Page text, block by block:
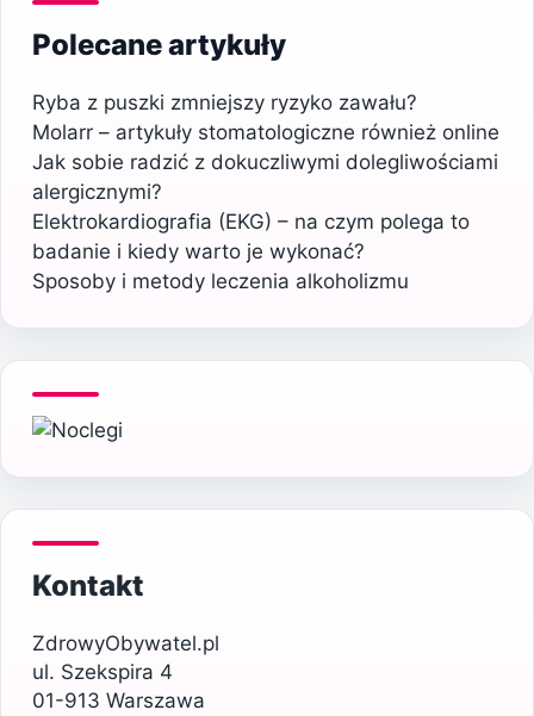
Polecane artykuły
Ryba z puszki zmniejszy ryzyko zawału?
Molarr – artykuły stomatologiczne również online
Jak sobie radzić z dokuczliwymi dolegliwościami
alergicznymi?
Elektrokardiografia (EKG) – na czym polega to
badanie i kiedy warto je wykonać?
Sposoby i metody leczenia alkoholizmu
Kontakt
ZdrowyObywatel.pl
ul. Szekspira 4
01-913 Warszawa